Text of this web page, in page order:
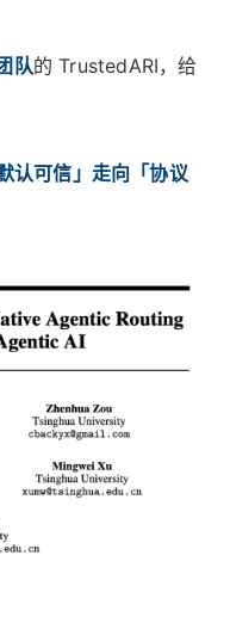
队的 TrustedARI，给
认可信」走向「协议